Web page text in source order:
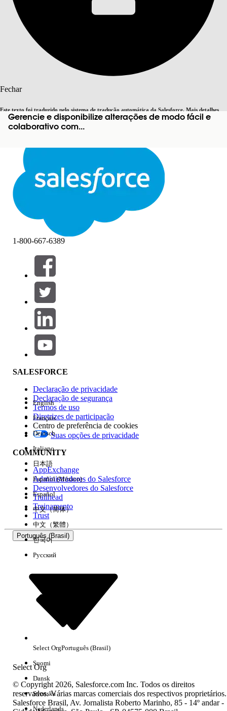
Fechar
Este texto foi traduzido pelo sistema de tradução automática da Salesforce. Mais detalhes
aqui. Alternar para inglês Agora não
Fechar Fechar
Gerencie e disponibilize alterações de modo fácil e
colaborativo com...
Pesquisar
Filtros (0)
SELECIONAR FILTROS
Área de produtos
Impacto do recurso
Edição
Experiência
Sem resultados
1-800-667-6389
SALESFORCE
Declaração de privacidade
Declaração de segurança
Termos de uso
Diretrizes de participação
Centro de preferência de cookies
Suas opções de privacidade
COMMUNITY
AppExchange
Administradores do Salesforce
Desenvolvedores do Salesforce
Trailhead
Treinamento
Trust
Português (Brasil)
Select Org
English
Français
Deutsch
Italiano
日本語
Español (México)
Español
中文（简体）
中文（繁體）
한국어
Русский
Select OrgPortuguês (Brasil)
Suomi
Dansk
Svenska
Nederlands
© Copyright 2026, Salesforce.com Inc. Todos os direitos
reservados. Várias marcas comerciais dos respectivos proprietários.
Salesforce Brasil, Av. Jornalista Roberto Marinho, 85 - 14º andar -